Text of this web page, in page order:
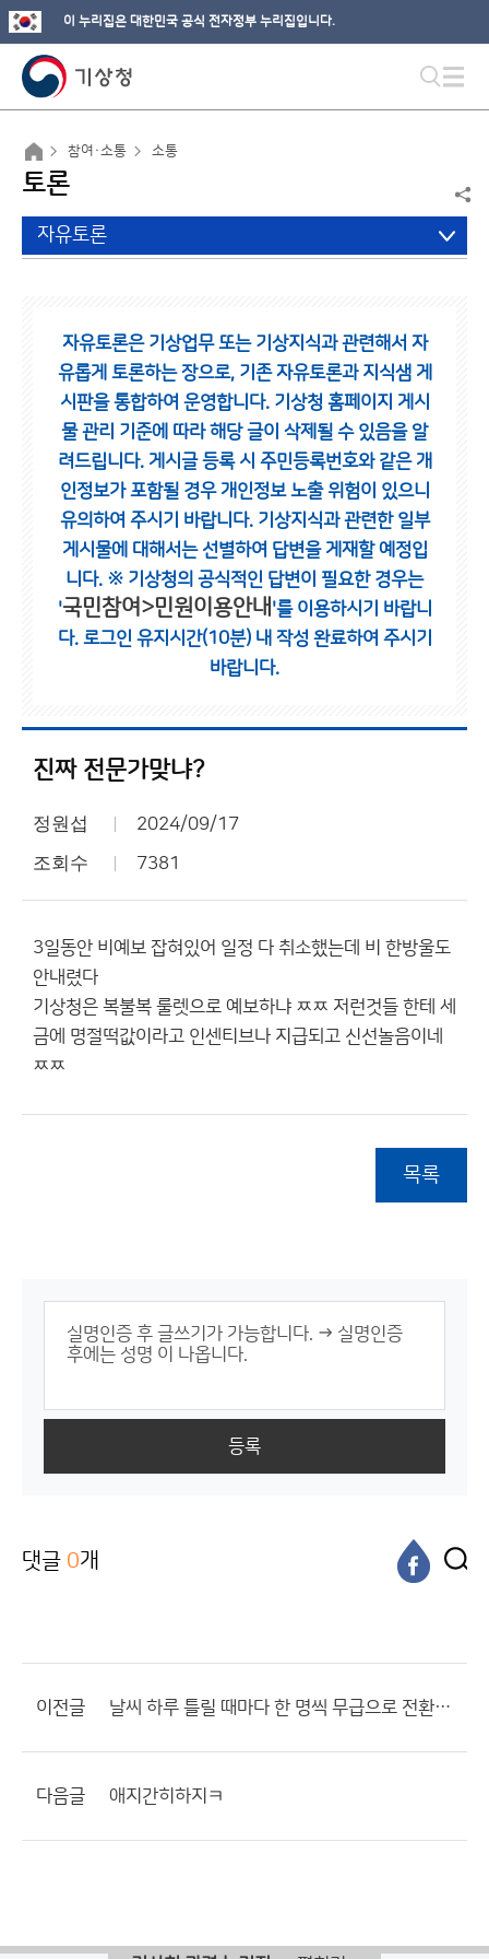
이 누리집은 대한민국 공식 전자정부 누리집입니다.
참여·소통 소통
토론
자유토론
자유토론은 기상업무 또는 기상지식과 관련해서 자
유롭게 토론하는 장으로, 기존 자유토론과 지식샘 게
시판을 통합하여 운영합니다. 기상청 홈페이지 게시
물 관리 기준에 따라 해당 글이 삭제될 수 있음을 알
려드립니다. 게시글 등록 시 주민등록번호와 같은 개
인정보가 포함될 경우 개인정보 노출 위험이 있으니
유의하여 주시기 바랍니다. 기상지식과 관련한 일부
게시물에 대해서는 선별하여 답변을 게재할 예정입
니다. ※ 기상청의 공식적인 답변이 필요한 경우는
'국민참여>민원이용안내 '를 이용하시기 바랍니
다. 로그인 유지시간(10분) 내 작성 완료하여 주시기
바랍니다.
진짜 전문가맞냐?
정원섭 2024/09/17
조회수 7381
3일동안 비예보 잡혀있어 일정 다 취소했는데 비 한방울도
안내렸다
기상청은 복불복 룰렛으로 예보하냐 ㅉㅉ 저런것들 한테 세
금에 명절떡값이라고 인센티브나 지급되고 신선놀음이네
ㅉㅉ
목록
등록
댓글 0개
이전글 날씨 하루 틀릴 때마다 한 명씩 무급으로 전환하는 게 어떨까?
다음글 애지간히하지ㅋ